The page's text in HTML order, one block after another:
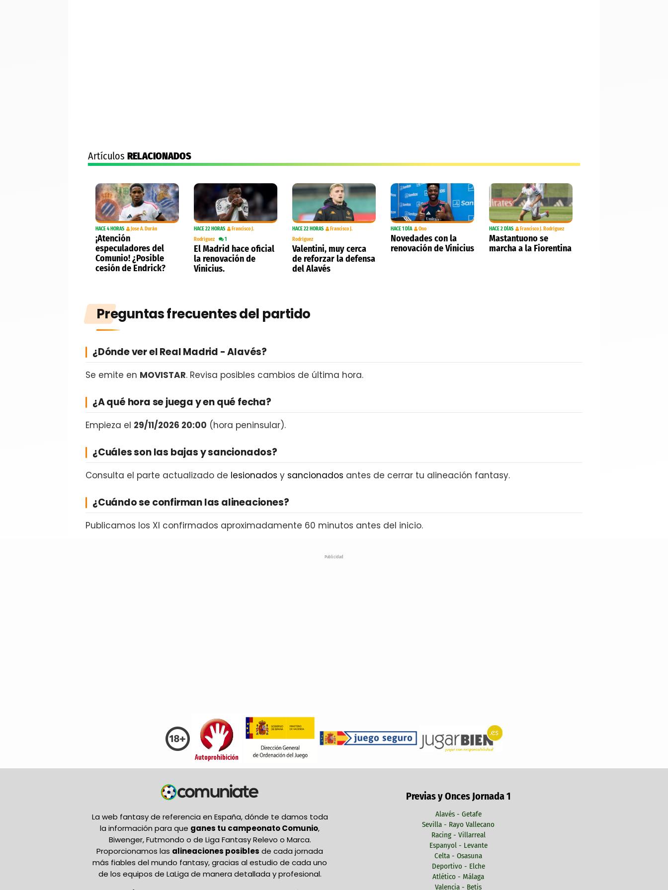
Artículos RELACIONADOS
HACE 4 HORAS Jose A. Durán
¡Atención
especuladores del
Comunio! ¿Posible
cesión de Endrick?
HACE 22 HORAS
Francisco J.
Rodríguez
1
El Madrid hace oficial
la renovación de
Vinicius.
HACE 22 HORAS
Francisco J.
Rodríguez
Valentini, muy cerca
de reforzar la defensa
del Alavés
HACE 1 DÍA Ono
Novedades con la
renovación de Vinicius
HACE 2 DÍAS Francisco J. Rodríguez
Mastantuono se
marcha a la Fiorentina
Preguntas frecuentes del partido
¿Dónde ver el Real Madrid - Alavés?
Se emite en MOVISTAR. Revisa posibles cambios de última hora.
¿A qué hora se juega y en qué fecha?
Empieza el 29/11/2026 20:00 (hora peninsular).
¿Cuáles son las bajas y sancionados?
Consulta el parte actualizado de lesionados y sancionados antes de cerrar tu alineación fantasy.
¿Cuándo se confirman las alineaciones?
Publicamos los XI confirmados aproximadamente 60 minutos antes del inicio.
Publicidad
La web fantasy de referencia en España, dónde te damos toda
la información para que ganes tu campeonato Comunio,
Biwenger, Futmondo o de Liga Fantasy Relevo o Marca.
Proporcionamos las alineaciones posibles de cada jornada
más fiables del mundo fantasy, gracias al estudio de cada uno
de los equipos de LaLiga de manera detallada y profesional.
Previas y Onces Jornada 1
Alavés - Getafe
Sevilla - Rayo Vallecano
Racing - Villarreal
Espanyol - Levante
Celta - Osasuna
Deportivo - Elche
Atlético - Málaga
Valencia - Betis